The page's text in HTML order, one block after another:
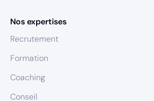
Nos expertises
Recrutement
Formation
Coaching
Conseil